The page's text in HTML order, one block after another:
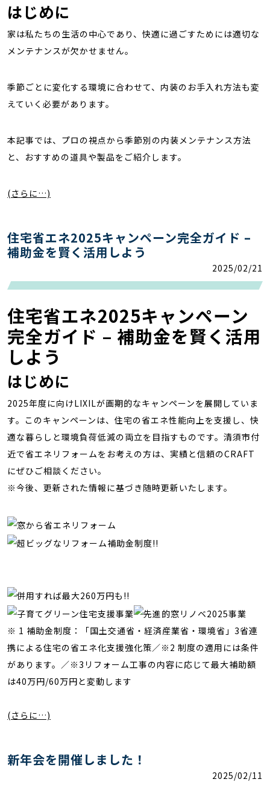
はじめに
家は私たちの生活の中心であり、快適に過ごすためには適切な
メンテナンスが欠かせません。
季節ごとに変化する環境に合わせて、内装のお手入れ方法も変
えていく必要があります。
本記事では、プロの視点から季節別の内装メンテナンス方法
と、おすすめの道具や製品をご紹介します。
(さらに…)
住宅省エネ2025キャンペーン完全ガイド –
補助金を賢く活用しよう
2025/02/21
住宅省エネ2025キャンペーン
完全ガイド – 補助金を賢く活用
しよう
はじめに
2025年度に向けLIXILが画期的なキャンペーンを展開していま
す。このキャンペーンは、住宅の省エネ性能向上を支援し、快
適な暮らしと環境負荷低減の両立を目指すものです。清須市付
近で省エネリフォームをお考えの方は、実績と信頼のCRAFT
にぜひご相談ください。
※今後、更新された情報に基づき随時更新いたします。
※ 1 補助金制度：「国土交通省・経済産業省・環境省」3省連
携による住宅の省エネ化支援強化策／※2 制度の適用には条件
があります。／※3リフォーム工事の内容に応じて最大補助額
は40万円/60万円と変動します
(さらに…)
新年会を開催しました！
2025/02/11